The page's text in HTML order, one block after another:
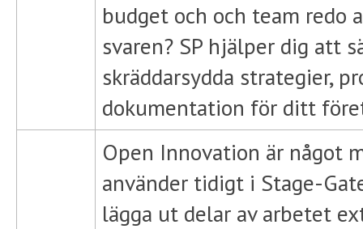
budget och och team redo
svaren? SP hjälper dig att
skräddarsydda strategier,
dokumentation för ditt
Open Innovation är något
använder tidigt i Stage-
lägga ut delar av arbetet